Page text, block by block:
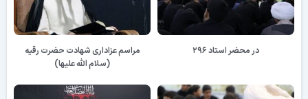
در محضر استاد ۲۹۶
مراسم عزاداری شهادت حضرت رقیه
(سلام الله علیها)